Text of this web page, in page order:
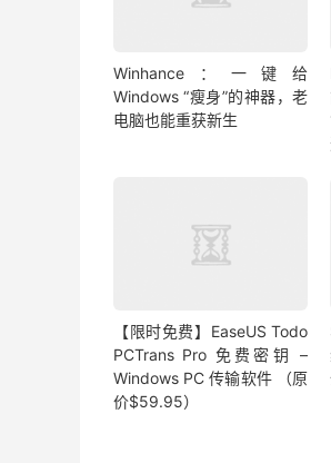
Winhance：一键给
Windows “瘦身”的神器，老
电脑也能重获新生
【限时免费】EaseUS Todo
PCTrans Pro 免费密钥 –
Windows PC 传输软件 （原
价$59.95）